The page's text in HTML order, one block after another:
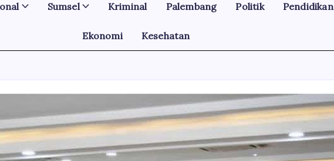
Sumsel Kriminal Palembang Politik Pendidikan
Ekonomi Kesehatan